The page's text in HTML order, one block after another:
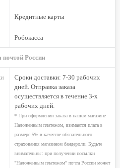
Кредитные карты
Робокасса
почтой России
Сроки доставки: 7-30 рабочих
дней. Отправка заказа
осуществляется в течение 3-х
рабочих дней.
* При оформлении заказа в нашем магазине
Наложенным платежом, взимается плата в
размере 5% в качестве обязательного
страхования магазином бандероли. Будьте
внимательны: при получении посылки
"Наложенным платежом" почта России может